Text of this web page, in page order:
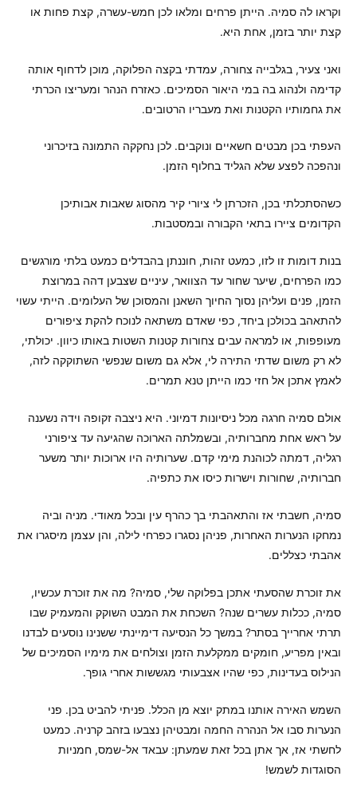
וקראו לה סמיה. הייתן פרחים ומלאו לכן חמש-עשרה, קצת פחות או
קצת יותר בזמן, אחת היא.
ואני צעיר, בגלבייה צחורה, עמדתי בקצה הפלוקה, מוכן לדחוף אותה
קדימה ולנהוג בה במי היאור הסמיכים. כאזרח הנהר ומעריצו הכרתי
את גחמותיו הקטנות ואת מעבריו הרטובים.
העפתי בכן מבטים חשאיים ונוקבים. לכן נחקקה התמונה בזיכרוני
ונהפכה לפצע שלא הגליד בחלוף הזמן.
כשהסתכלתי בכן, הזכרתן לי ציורי קיר מהסוג שאבות אבותיכן
הקדומים ציירו בתאי הקבורה ובמסטבות.
בנות דומות זו לזו, כמעט זהות, חוננתן בהבדלים כמעט בלתי מורגשים
כמו הפרחים, שיער שחור עד הצוואר, עיניים שצבען דהה במרוצת
הזמן, פנים ועליהן נסוך החיוך השאנן והמסוכן של העלומים. הייתי עשוי
להתאהב בכולכן ביחד, כפי שאדם משתאה לנוכח להקת ציפורים
מעופפות, או למראה עבים צחורות קטנות השטות באותו כיוון. יכולתי,
לא רק משום שדתי התירה לי, אלא גם משום שנפשי השתוקקה לזה,
לאמץ אתכן אל חזי כמו הייתן טנא תמרים.
אולם סמיה חרגה מכל ניסיונות דמיוני. היא ניצבה זקופה וידה נשענה
על ראש אחת מחברותיה, ובשמלתה הארוכה שהגיעה עד ציפורני
רגליה, דמתה לכוהנת מימי קדם. שערותיה היו ארוכות יותר משער
חברותיה, שחורות וישרות כיסו את כתפיה.
סמיה, חשבתי אז והתאהבתי בך כהרף עין ובכל מאודי. מניה וביה
נמחקו הנערות האחרות, פניהן נסגרו כפרחי לילה, והן עצמן מיסגרו את
אהבתי כצללים.
את זוכרת שהסעתי אתכן בפלוקה שלי, סמיה? מה את זוכרת עכשיו,
סמיה, ככלות עשרים שנה? השכחת את המבט השוקק והמעמיק שבו
תרתי אחרייך בסתר? במשך כל הנסיעה דימיינתי ששנינו נוסעים לבדנו
ובאין מפריע, חומקים ממקלעת הזמן וצולחים את מימיו הסמיכים של
הנילוס בעדינות, כפי שהיו אצבעותי מגששות אחרי גופך.
השמש האירה אותנו במתק יוצא מן הכלל. פניתי להביט בכן. פני
הנערות סבו אל הנהרה החמה ומבטיהן נצבעו בזהב קרניה. כמעט
לחשתי אז, אך אתן בכל זאת שמעתן: עבאד אל-שמס, חמניות
הסוגדות לשמש!